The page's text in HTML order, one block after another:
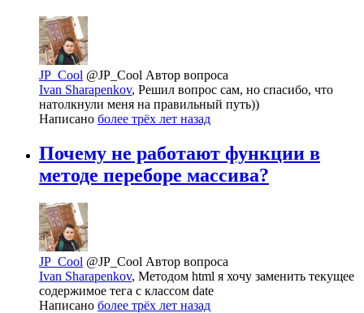
JP_Cool @JP_Cool Автор вопроса
Ivan Sharapenkov, Решил вопрос сам, но спасибо, что
натолкнули меня на правильный путь))
Написано более трёх лет назад
Почему не работают функции в
методе переборе массива?
JP_Cool @JP_Cool Автор вопроса
Ivan Sharapenkov, Методом html я хочу заменить текущее
содержимое тега с классом date
Написано более трёх лет назад